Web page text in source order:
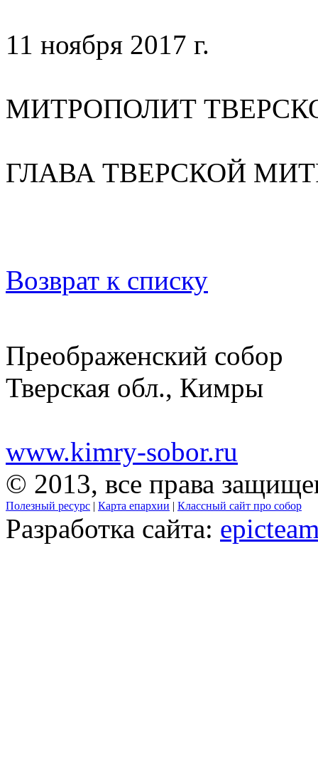
11 ноября 2017 г.
МИТРОПОЛИТ
ГЛАВА ТВЕРСКОЙ
Возврат к списку
Преображенский собор
Тверская обл., Кимры
www.kimry-sobor.ru
© 2013, все права
Полезный ресурс | Карта епархии | Классный сайт про собор
Разработка сайта: